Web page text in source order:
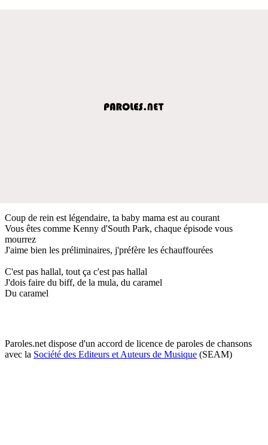
Coup de rein est légendaire, ta baby mama est au courant
Vous êtes comme Kenny d'South Park, chaque épisode vous
mourrez
J'aime bien les préliminaires, j'préfère les échauffourées
C'est pas hallal, tout ça c'est pas hallal
J'dois faire du biff, de la mula, du caramel
Du caramel
Paroles.net dispose d'un accord de licence de paroles de chansons
avec la Société des Editeurs et Auteurs de Musique (SEAM)